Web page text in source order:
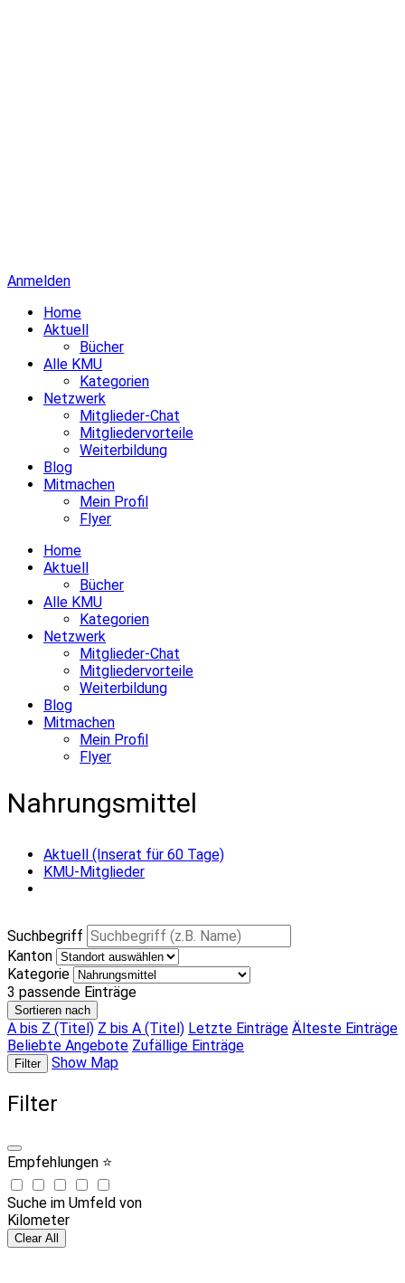
Anmelden
Home
Aktuell
Bücher
Alle KMU
Kategorien
Netzwerk
Mitglieder-Chat
Mitgliedervorteile
Weiterbildung
Blog
Mitmachen
Mein Profil
Flyer
Home
Aktuell
Bücher
Alle KMU
Kategorien
Netzwerk
Mitglieder-Chat
Mitgliedervorteile
Weiterbildung
Blog
Mitmachen
Mein Profil
Flyer
Nahrungsmittel
Aktuell (Inserat für 60 Tage)
KMU-Mitglieder
Suchbegriff
Kanton
Kategorie
3 passende Einträge
Sortieren nach
A bis Z (Titel) Z bis A (Titel) Letzte Einträge Älteste Einträge
Beliebte Angebote Zufällige Einträge
Filter Show Map
Filter
Empfehlungen ⭐
Suche im Umfeld von
Kilometer
Clear All